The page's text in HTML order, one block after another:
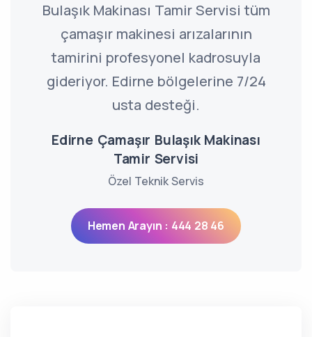
Bulaşık Makinası Tamir Servisi tüm
çamaşır makinesi arızalarının
tamirini profesyonel kadrosuyla
gideriyor. Edirne bölgelerine 7/24
usta desteği.
Edirne Çamaşır Bulaşık Makinası
Tamir Servisi
Özel Teknik Servis
Hemen Arayın : 444 28 46